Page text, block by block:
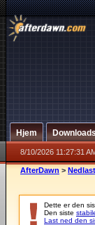
Hjem
8/10/2026 11:27:31
AfterDawn >
Dette er den
Den siste
Last ned den